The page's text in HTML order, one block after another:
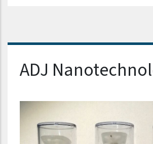
Nazwa firmy
ADJ